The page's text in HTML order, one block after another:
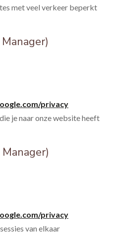
met veel verkeer beperkt
privacy
je naar onze website heeft
privacy
van elkaar